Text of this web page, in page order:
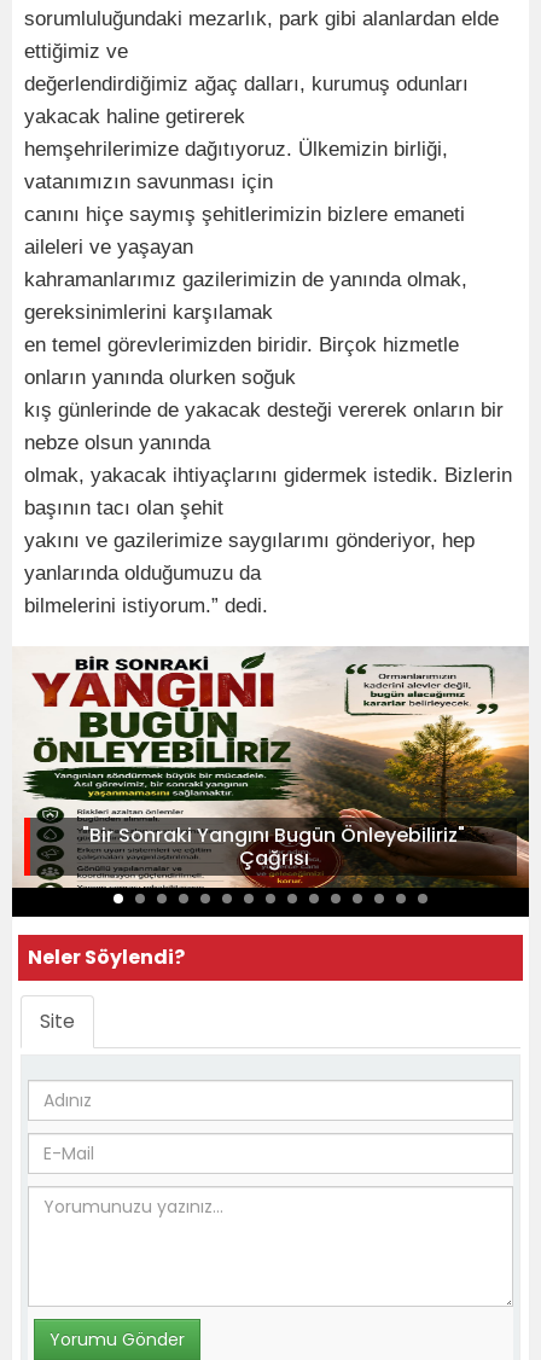
sorumluluğundaki mezarlık, park gibi alanlardan elde
ettiğimiz ve
değerlendirdiğimiz ağaç dalları, kurumuş odunları
yakacak haline getirerek
hemşehrilerimize dağıtıyoruz. Ülkemizin birliği,
vatanımızın savunması için
canını hiçe saymış şehitlerimizin bizlere emaneti
aileleri ve yaşayan
kahramanlarımız gazilerimizin de yanında olmak,
gereksinimlerini karşılamak
en temel görevlerimizden biridir. Birçok hizmetle
onların yanında olurken soğuk
kış günlerinde de yakacak desteği vererek onların bir
nebze olsun yanında
olmak, yakacak ihtiyaçlarını gidermek istedik. Bizlerin
başının tacı olan şehit
yakını ve gazilerimize saygılarımı gönderiyor, hep
yanlarında olduğumuzu da
bilmelerini istiyorum.” dedi.
"Bir Sonraki Yangını Bugün Önleyebiliriz"
Çağrısı
Neler Söylendi?
Site